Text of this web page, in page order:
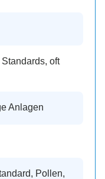
oft
Anlagen
Pollen,